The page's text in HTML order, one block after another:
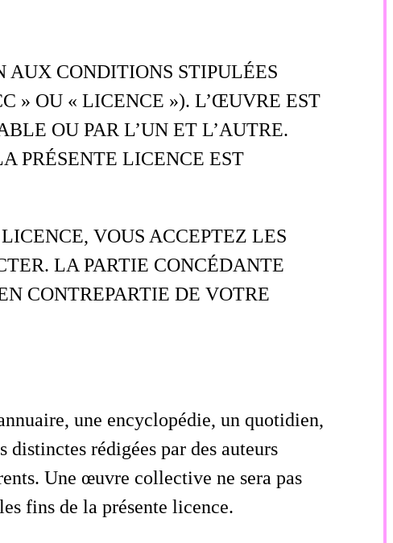
AUX CONDITIONS STIPULÉES
» OU « LICENCE »). L’ŒUVRE EST
OU PAR L’UN ET L’AUTRE.
PRÉSENTE LICENCE EST
VOUS ACCEPTEZ LES
LA PARTIE CONCÉDANTE
CONTREPARTIE DE VOTRE
une encyclopédie, un quotidien,
rédigées par des auteurs
Une œuvre collective ne sera pas
fins de la présente licence.